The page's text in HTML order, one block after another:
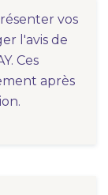
vos
l'avis de
Ces
après